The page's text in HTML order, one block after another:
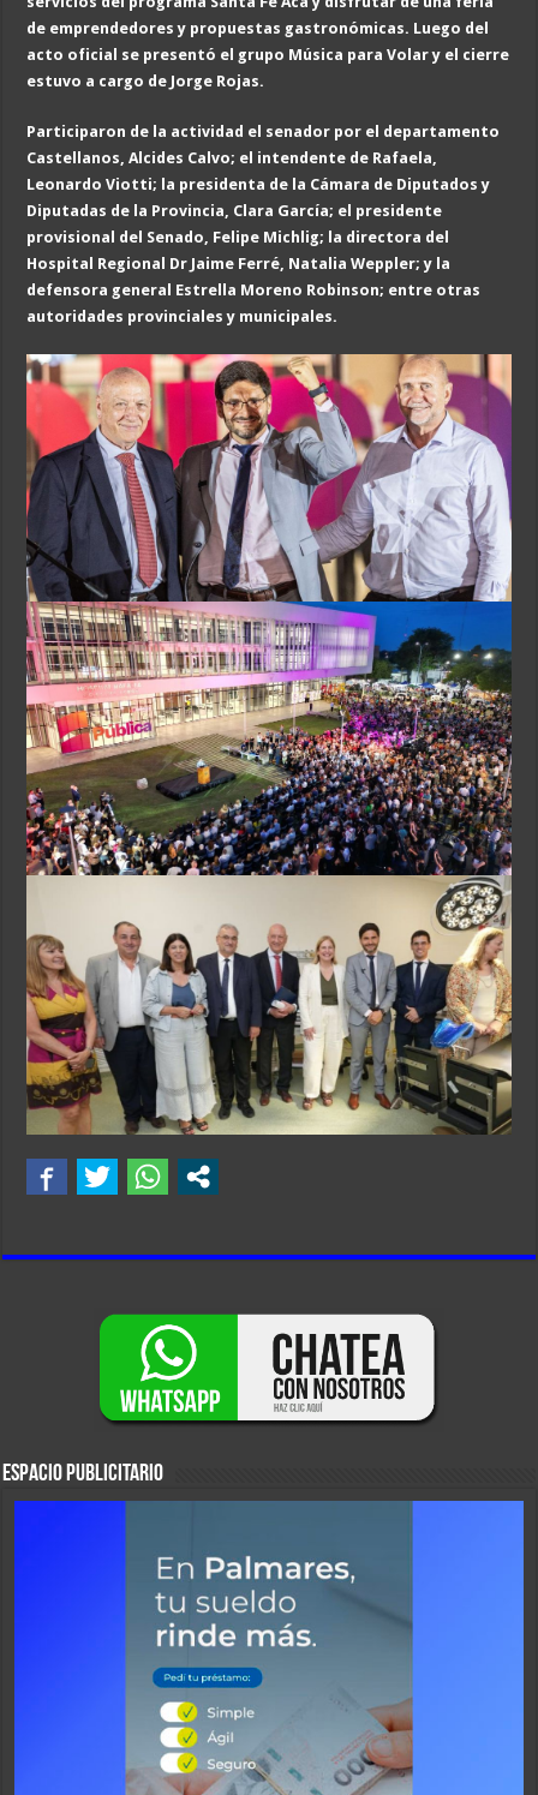
de emprendedores y propuestas gastronómicas. Luego del
acto oficial se presentó el grupo Música para Volar y el cierre
estuvo a cargo de Jorge Rojas.
Participaron de la actividad el senador por el departamento
Castellanos, Alcides Calvo; el intendente de Rafaela,
Leonardo Viotti; la presidenta de la Cámara de Diputados y
Diputadas de la Provincia, Clara García; el presidente
provisional del Senado, Felipe Michlig; la directora del
Hospital Regional Dr Jaime Ferré, Natalia Weppler; y la
defensora general Estrella Moreno Robinson; entre otras
autoridades provinciales y municipales.
ESPACIO PUBLICITARIO